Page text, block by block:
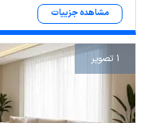
مشاهده جزییات
1 تصویر